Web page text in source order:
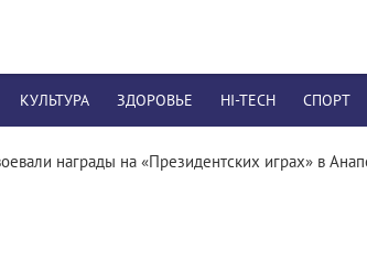
КУЛЬТУРА ЗДОРОВЬЕ HI-TECH СПОРТ
награды на «Президентских играх» в